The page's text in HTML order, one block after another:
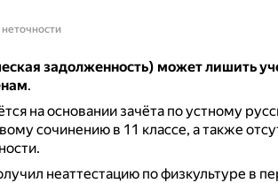
задолженность) может лишить
.
на основании зачёта по устному
сочинению в 11 классе, а также
неаттестацию по физкультуре в